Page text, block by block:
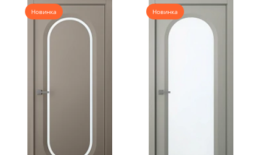
Новинка Новинка